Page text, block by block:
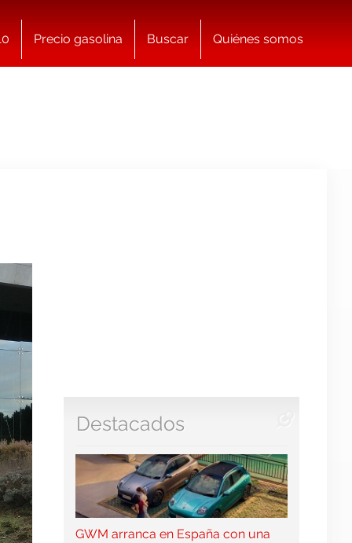
Precio gasolina Buscar Quiénes somos
Destacados
GWM arranca en España con una